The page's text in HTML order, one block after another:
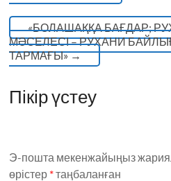
«БОЛАШАҚҚА БАҒДАР;
МӘСЕЛЕСІ – РУХАНИ
ТАРМАҒЫ»→
Пікір үстеу
Э-пошта мекенжайыңыз
өрістер *таңбаланған